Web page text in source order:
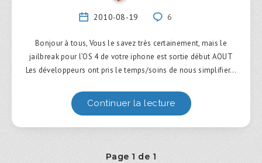
2010-08-19 6
Bonjour à tous, Vous le savez très certainement, mais le
jailbreak pour l’OS 4 de votre iphone est sortie début AOUT
Les développeurs ont pris le temps/soins de nous simplifier…
Continuer la lecture
Page 1 de 1